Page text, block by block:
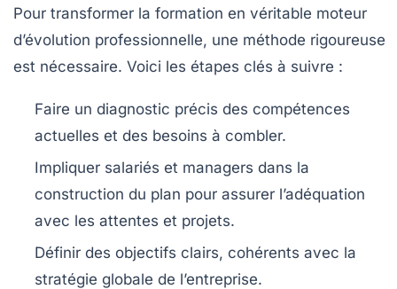
Pour transformer la formation en véritable moteur
d’évolution professionnelle, une méthode rigoureuse
est nécessaire. Voici les étapes clés à suivre :
Faire un diagnostic précis des compétences
actuelles et des besoins à combler.
Impliquer salariés et managers dans la
construction du plan pour assurer l’adéquation
avec les attentes et projets.
Définir des objectifs clairs, cohérents avec la
stratégie globale de l’entreprise.